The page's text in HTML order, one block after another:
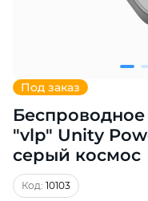
Под заказ
"vlp" Unity
серый космос
Код: 10103
% картой
Получайте
выбранный
Оставшиеся